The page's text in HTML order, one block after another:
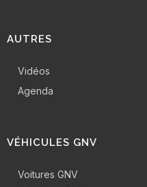
AUTRES
Vidéos
Agenda
VÉHICULES GNV
Voitures GNV